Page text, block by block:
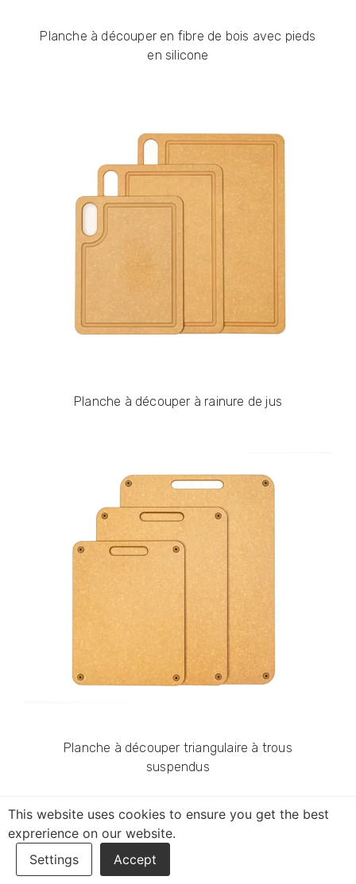
Planche à découper en fibre de bois avec pieds
en silicone
Planche à découper à rainure de jus
Planche à découper triangulaire à trous
suspendus
This website uses cookies to ensure you get the best
exprerience on our website.